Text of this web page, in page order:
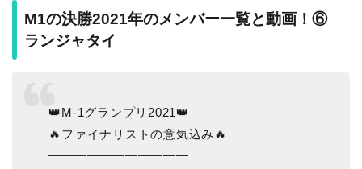
M1の決勝2021年のメンバー一覧と動画！⑥
ランジャタイ
👑M-1グランプリ2021👑
🔥ファイナリストの意気込み🔥
━━━━━━━━━━━